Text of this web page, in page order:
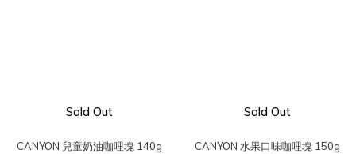
Sold Out
CANYON 兒童奶油咖哩塊 140g
Sold Out
CANYON 水果口味咖哩塊 150g